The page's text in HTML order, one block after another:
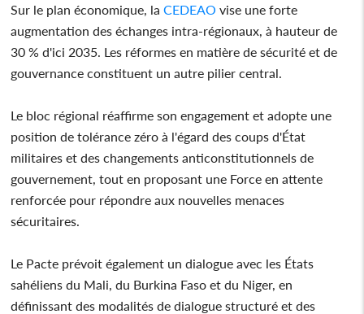
Sur le plan économique, laCEDEAO vise une forte
augmentation des échanges intra-régionaux, à hauteur de
30 % d'ici 2035. Les réformes en matière de sécurité et de
gouvernance constituent un autre pilier central.
Le bloc régional réaffirme son engagement et adopte une
position de tolérance zéro à l'égard des coups d'État
militaires et des changements anticonstitutionnels de
gouvernement, tout en proposant une Force en attente
renforcée pour répondre aux nouvelles menaces
sécuritaires.
Le Pacte prévoit également un dialogue avec les États
sahéliens du Mali, du Burkina Faso et du Niger, en
définissant des modalités de dialogue structuré et des